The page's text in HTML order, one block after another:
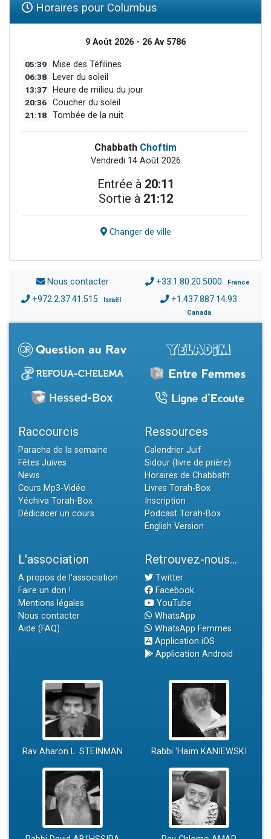
Horaires pour Columbus
9 Août 2026 - 26 Av 5786
05:39 Mise des Téfilines
06:38 Lever du soleil
13:37 Heure de milieu du jour
20:36 Coucher du soleil
21:18 Tombée de la nuit
Chabbath Choftim
Vendredi 14 Août 2026
Entrée à 20:11
Sortie à 21:12
Changer de ville
Nous contacter +33.1.80.20.5000 France
+972.2.37.41.515 Israël +1.437.887.14.93
Canada
Raccourcis
Paracha de la semaine
Fêtes Juives
News
Cours Mp3-Vidéo
Yéchiva Torah-Box
Dédicacer un cours
Ressources
Calendrier Juif
Sidour (livre de prière)
Horaires de Chabbath
Livres Torah-Box
Inscription
Podcast Torah-Box
English Version
L'association
A propos de l'association
Faire un don !
Mentions légales
Nous contacter
Aide (FAQ)
Retrouvez-nous...
Twitter
Facebook
YouTube
WhatsApp
WhatsApp Femmes
Application iOS
Application Android
Rav Aharon L. STEINMAN Rabbi 'Haïm KANIEWSKI